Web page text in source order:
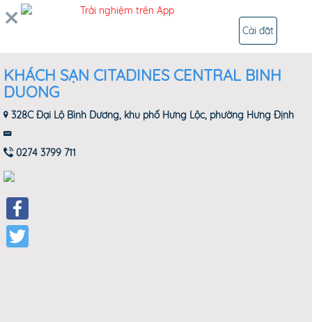
Facebook
KHÁCH SẠN CITADINES CENTRAL BINH
DUONG
328C Đại Lộ Bình Dương, khu phố Hưng Lộc, phường Hưng Định
0274 3799 711
Trải nghiệm trên App
Cài đặt